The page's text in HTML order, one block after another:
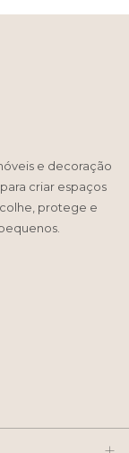
e decoração
criar espaços
protege e